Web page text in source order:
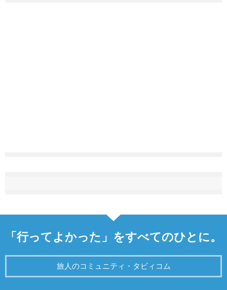
「行ってよかった」をすべてのひとに。
旅人のコミュニティ・タビィコム